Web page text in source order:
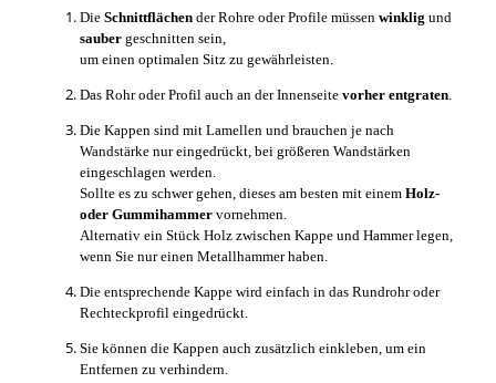
Die Schnittflächender Rohre oder Profile müssen winklig und
saubergeschnitten sein,
um einen optimalen Sitz zu gewährleisten.
Das Rohr oder Profil auch an der Innenseite vorher entgraten.
Die Kappen sind mit Lamellen und brauchen je nach
Wandstärke nur eingedrückt, bei größeren Wandstärken
eingeschlagen werden.
Sollte es zu schwer gehen, dieses am besten mit einem Holz-
oder Gummihammer vornehmen.
Alternativ ein Stück Holz zwischen Kappe und Hammer legen,
wenn Sie nur einen Metallhammer haben.
Die entsprechende Kappe wird einfach in das Rundrohr oder
Rechteckprofil eingedrückt.
Sie können die Kappen auch zusätzlich einkleben, um ein
Entfernen zu verhindern.